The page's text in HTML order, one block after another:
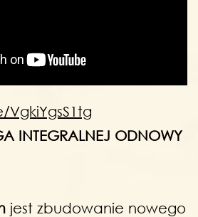
INTEGRALNEJ ODNOWY
jest zbudowanie nowego